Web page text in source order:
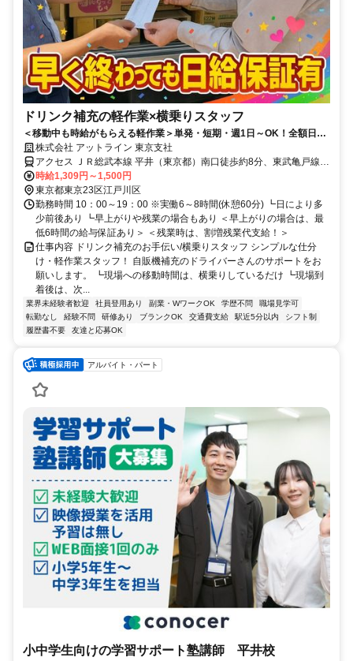
ドリンク補充の軽作業×横乗りスタッフ
＜移動中も時給がもらえる軽作業＞単発・短期・週1日～OK！全額日払
いOK！駅集合&駅解散でラクラク★
株式会社 アットライン 東京支社
アクセス ＪＲ総武本線 平井（東京都）南口徒歩約8分、東武亀戸線
亀戸水神徒歩約12分、東武亀戸線 東あずま徒歩約17分
時給1,309円～1,500円
東京都東京23区江戸川区
勤務時間 10：00～19：00 ※実働6～8時間(休憩60分) ┗日により多
少前後あり ┗早上がりや残業の場合もあり ＜早上がりの場合は、最
低6時間の給与保証あり＞ ＜残業時は、割増残業代支給！＞
仕事内容 ドリンク補充のお手伝い/横乗りスタッフ シンプルな仕分
け・軽作業スタッフ！ 自販機補充のドライバーさんのサポートをお
願いします。 ┗現場への移動時間は、横乗りしているだけ ┗現場到
着後は、次...
業界未経験者歓迎 社員登用あり 副業・WワークOK 学歴不問
職場見学可
転勤なし
経験不問 研修あり ブランクOK 交通費支給 駅近5分以内
シフト制
履歴書不要
友達と応募OK
アルバイト・パート
小中学生向けの学習サポート塾講師 平井校